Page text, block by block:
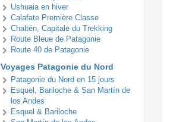
Ushuaia en hiver
Calafate Première Classe
Chaltén, Capitale du Trekking
Route Bleue de Patagonie
Route 40 de Patagonie
Voyages Patagonie du Nord
Patagonie du Nord en 15 jours
Esquel, Bariloche & San Martín de
los Andes
Esquel & Bariloche